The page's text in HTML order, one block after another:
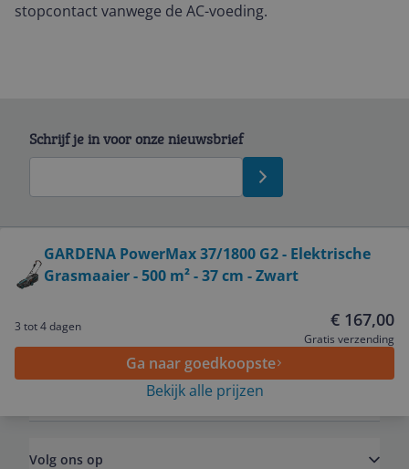
stopcontact vanwege de AC-voeding.
GARDENA PowerMax 37/1800 G2 - Elektrische
Grasmaaier - 500 m² - 37 cm - Zwart
3 tot 4 dagen € 167,00
Gratis verzending
Ga naar goedkoopste
Bekijk alle prijzen
Schrijf je in voor onze nieuwsbrief
Service
Algemeen
Volg ons op